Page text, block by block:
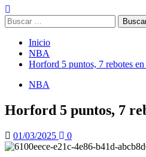
Buscar:
Inicio
NBA
Horford 5 puntos, 7 rebotes
NBA
Horford 5 puntos, 7
01/03/2025 0